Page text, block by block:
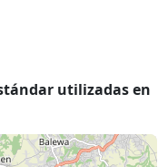
utilizadas en